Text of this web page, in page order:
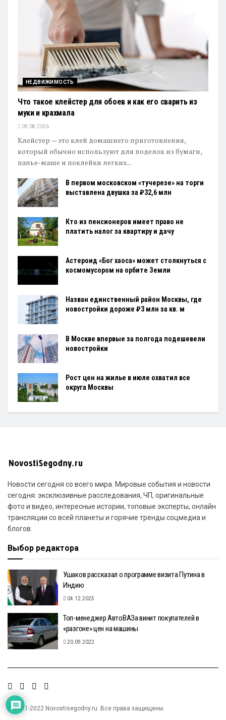
НЕДВИЖИМОСТЬ
Что такое клейстер для обоев и как его сварить из
муки и крахмала
09.08.2026
Клейстер — это клей домашнего приготовления,
который обычно используют для поделок из бумаги,
папье-маше и поклейки легких...
В первом московском «тучерезе» на торги
выставлена двушка за ₽32,6 млн
Кто из пенсионеров имеет право не
платить налог за квартиру и дачу
Астероид «Бог хаоса» может столкнуться с
космомусором на орбите Земли
Назван единственный район Москвы, где
новостройки дороже ₽3 млн за кв. м
В Москве впервые за полгода подешевели
новостройки
Рост цен на жилье в июле охватил все
округа Москвы
Новости сегодня со всего мира. Мировые события и новости
сегодня: эксклюзивные расследования, ЧП, оригинальные
фото и видео, интересные истории, топовые эксперты, онлайн
трансляции со всей планеты и горячие тренды соцмедиа и
блогов.
Выбор редактора
Ушаков рассказал о программе визита Путина в
Индию
04.12.2025
Топ-менеджер АвтоВАЗа винит покупателей в
«разгоне» цен на машины
20.09.2022
© 2021-2022 Novostisegodny.ru. Все права защищены